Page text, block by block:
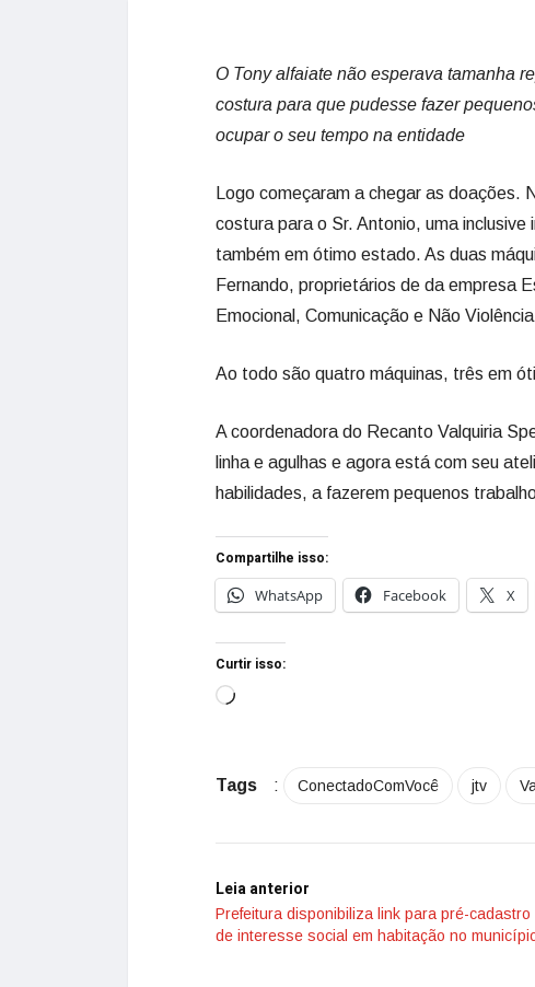
O Tony alfaiate não esperava tamanha
costura para que pudesse fazer
ocupar o seu tempo na entidade
Logo começaram a chegar as
costura para o Sr. Antonio, uma
também em ótimo estado. As duas
Fernando, proprietários de da empresa
Emocional, Comunicação e Não
Ao todo são quatro máquinas, três em
A coordenadora do Recanto Valquiria
linha e agulhas e agora está com seu
habilidades, a fazerem pequenos
Compartilhe isso:
WhatsApp
Facebook X
Curtir isso:
Tags : ConectadoComVocê jtv
Leia anterior
Prefeitura disponibiliza link para pré-cadastro
de interesse social em habitação no